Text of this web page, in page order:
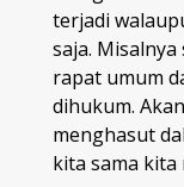
terjadi
saja.
rapat umum
dihukum.
menghasut
kita sama kita